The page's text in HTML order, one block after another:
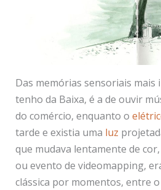
Das memórias sensoriais mais
tenho da Baixa, é a de ouvir
do comércio, enquanto o
tarde e existia uma luz
que mudava lentamente de
ou evento de videomapping,
clássica por momentos, entre